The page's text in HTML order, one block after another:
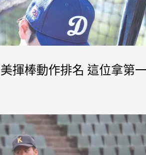
揮棒動作排名 這位拿第